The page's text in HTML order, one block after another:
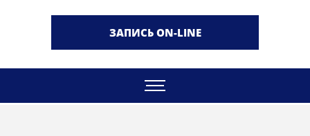
ЗАПИСЬ ON-LINE